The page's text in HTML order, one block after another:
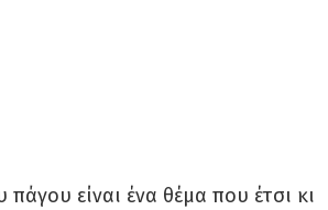
είναι ένα θέμα που έτσι κι